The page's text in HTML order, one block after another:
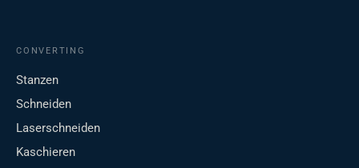
CONVERTING
Stanzen
Schneiden
Laserschneiden
Kaschieren